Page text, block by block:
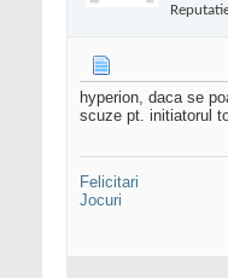
hyperion, daca se
scuze pt. initiatorul
Felicitari
Jocuri